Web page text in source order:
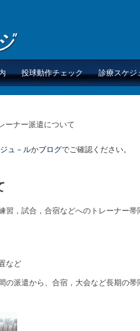
投球動作チェック 診療スケジ
ーナー派遣について
ュ－ルかブログでご確認ください。
習，試合，合宿などへのトレーナー帯
など
の派遣から、合宿，大会など長期の